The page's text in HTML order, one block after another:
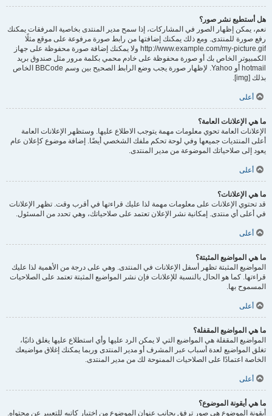
هل أستطيع نشر صور؟
نعم، يمكن إظهار الصور في المشاركات، إذا سمح مدير المنتدى بخاصية المرفقات يمكنك
رفع صورة للمنتدى. ومع ذلك يمكنك إضافتها من رابط صورة مرفوعة على موقع مثلًا
http://www.example.com/my-picture.gif ولا يمكنك إضافة صورة محفوظة على جهاز
الكمبيوتر الخاص بك أو صورة محفوظة على خادم محمي بكلمة مرور مثل صندوق بريد
hotmail أو Yahoo. لإظهار صورة يجب وضع الرابط الصحيح بين وسم BBCode الخاص
بذلك [img].
أعلى
ما هي الإعلانات العامة؟
الإعلانات العامة تحوي معلومات مهمة يتوجب الاطلاع عليها. وستظهر الإعلانات العامة
أعلى المنتديات جميعها وفي لوحة تحكم ملفك الشخصي أيضًا. إضافة موضوع كإعلان عام
يعود إلى صلاحياتك الموضوعة من مدير المنتدى.
أعلى
ما هي الإعلانات؟
قد تحتوي الإعلانات على معلومات مهمة لذا عليك قراءتها في أقرب وقت. تظهر الإعلانات
في أعلى أي منتدى. إمكانية نشر الإعلان تعتمد على صلاحياتك، وهي تحدد من المسئول.
أعلى
ما هي المواضيع المثبتة؟
المواضيع المثبتة تظهر أسفل الإعلانات في المنتدى. وهي على درجة من الأهمية لذا عليك
قراءتها. كما هو الحال بالنسبة للإعلانات فإن نشر المواضيع المثبتة تعتمد على الصلاحيات
المسموح بها.
أعلى
ما هي المواضيع المقفلة؟
المواضيع المقفلة هي المواضيع التي لا يمكن الرد عليها وأي استطلاع عليها يغلق ذاتيًا،
تغلق المواضيع لعدة أسباب عبر المشرف أو مدير المنتدى وربما يمكنك إغلاق مواضيعك
الخاصة اعتمادًا على الصلاحيات الممنوحة لك من مدير المنتدى.
أعلى
ما هي أيقونة الموضوع؟
أيقونة الموضوع هي صور ترفق بجانب عنوان الموضوع من اختيار كاتبه للتعبير عن محتواه.